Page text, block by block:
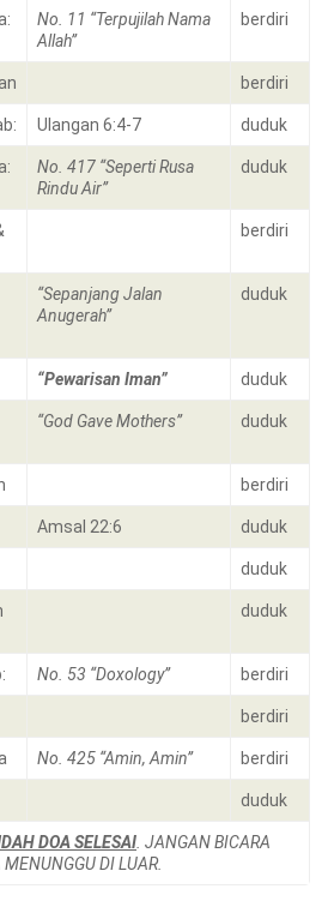
No. 11 “Terpujilah Nama
Allah”
berdiri
berdiri
Ulangan 6:4-7 duduk
No. 417 “Seperti Rusa
Rindu Air”
duduk
berdiri
“Sepanjang Jalan
Anugerah”
duduk
“Pewarisan Iman” duduk
“God Gave Mothers” duduk
berdiri
Amsal 22:6 duduk
duduk
duduk
No. 53 “Doxology” berdiri
berdiri
No. 425 “Amin, Amin” berdiri
duduk
DOA SELESAI . JANGAN BICARA
DI LUAR.